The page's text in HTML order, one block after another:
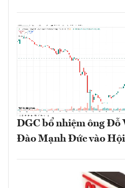
DGC bổ nhiệm ông Đỗ
Đào Mạnh Đức vào